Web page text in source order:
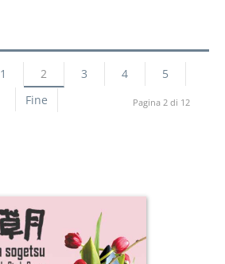
1 2 3 4
5
Fine Pagina 2 di 12